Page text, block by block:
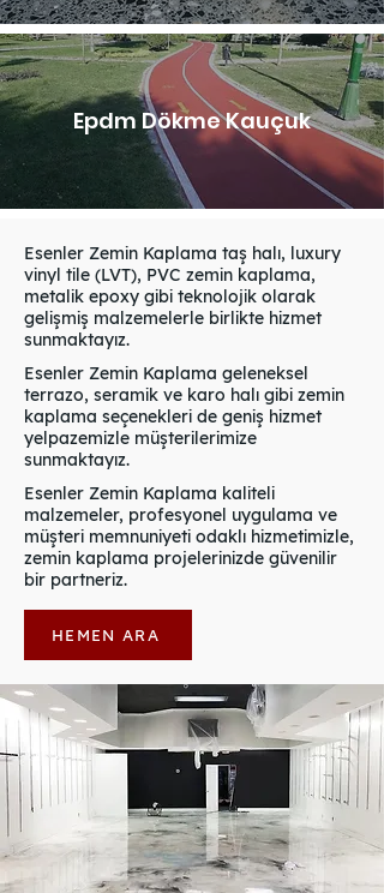
Epdm Dökme Kauçuk
Esenler Zemin Kaplama taş halı, luxury
vinyl tile (LVT), PVC zemin kaplama,
metalik epoxy gibi teknolojik olarak
gelişmiş malzemelerle birlikte hizmet
sunmaktayız.
Esenler Zemin Kaplama geleneksel
terrazo, seramik ve karo halı gibi zemin
kaplama seçenekleri de geniş hizmet
yelpazemizle müşterilerimize
sunmaktayız.
Esenler Zemin Kaplama kaliteli
malzemeler, profesyonel uygulama ve
müşteri memnuniyeti odaklı hizmetimizle,
zemin kaplama projelerinizde güvenilir
bir partneriz.
HEMEN ARA